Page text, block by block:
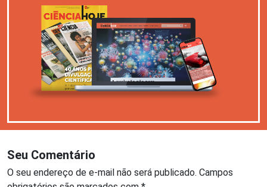
Seu Comentário
O seu endereço de e-mail não será publicado. Campos